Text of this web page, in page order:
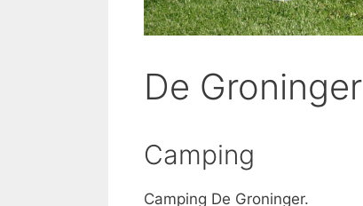
De Groninger
Camping
Camping De Groninger.